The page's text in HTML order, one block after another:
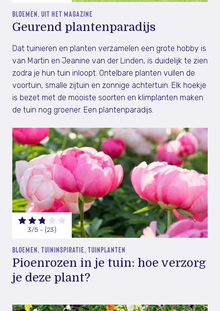
BLOEMEN, UIT HET MAGAZINE
Geurend plantenparadijs
Dat tuinieren en planten verzamelen een grote hobby is
van Martin en Jeanine van der Linden, is duidelijk te zien
zodra je hun tuin inloopt. Ontelbare planten vullen de
voortuin, smalle zijtuin en zonnige achtertuin. Elk hoekje
is bezet met de mooiste soorten en klimplanten maken
de tuin nog groener. Een plantenparadijs.
3/5 - (23)
BLOEMEN, TUININSPIRATIE, TUINPLANTEN
Pioenrozen in je tuin: hoe verzorg
je deze plant?